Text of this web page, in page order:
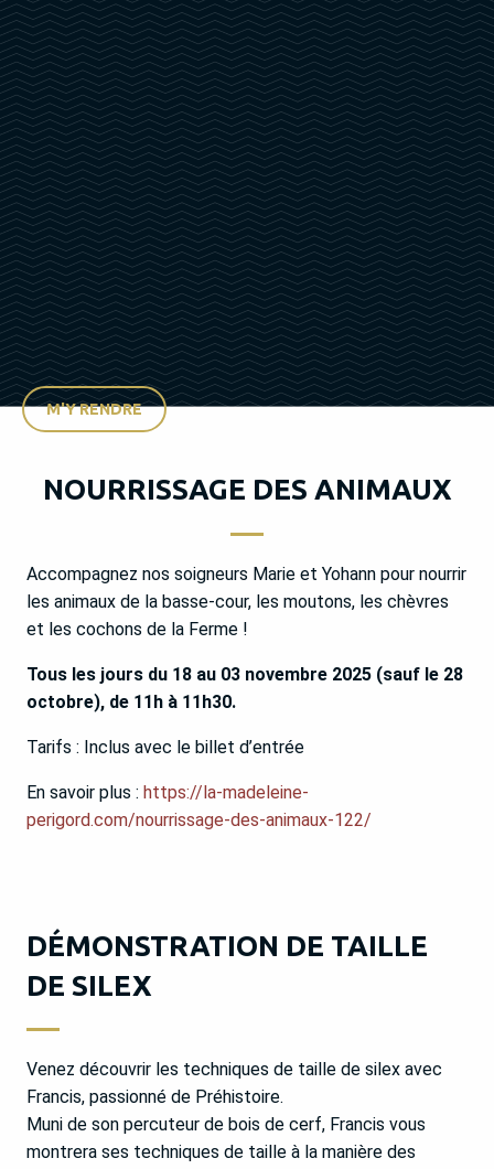
M'Y RENDRE
NOURRISSAGE DES ANIMAUX
Accompagnez nos soigneurs Marie et Yohann pour nourrir
les animaux de la basse-cour, les moutons, les chèvres
et les cochons de la Ferme !
Tous les jours du 18 au 03 novembre 2025 (sauf le 28
octobre), de 11h à 11h30.
Tarifs : Inclus avec le billet d’entrée
En savoir plus : https://la-madeleine-
perigord.com/nourrissage-des-animaux-122/
DÉMONSTRATION DE TAILLE
DE SILEX
Venez découvrir les techniques de taille de silex avec
Francis, passionné de Préhistoire.
Muni de son percuteur de bois de cerf, Francis vous
montrera ses techniques de taille à la manière des